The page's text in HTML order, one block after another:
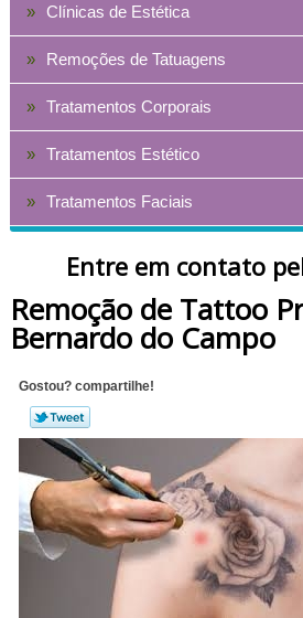
Clínicas de Estética
Remoções de Tatuagens
Tratamentos Corporais
Tratamentos Estético
Tratamentos Faciais
Entre em contato
Remoção de Tattoo
Bernardo do Campo
Gostou? compartilhe!